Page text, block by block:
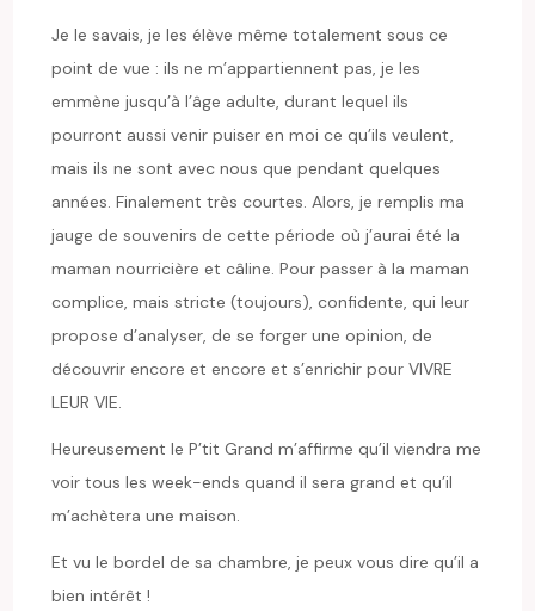
Je le savais, je les élève même totalement sous ce
point de vue : ils ne m’appartiennent pas, je les
emmène jusqu’à l’âge adulte, durant lequel ils
pourront aussi venir puiser en moi ce qu’ils veulent,
mais ils ne sont avec nous que pendant quelques
années. Finalement très courtes. Alors, je remplis ma
jauge de souvenirs de cette période où j’aurai été la
maman nourricière et câline. Pour passer à la maman
complice, mais stricte (toujours), confidente, qui leur
propose d’analyser, de se forger une opinion, de
découvrir encore et encore et s’enrichir pour VIVRE
LEUR VIE.
Heureusement le P’tit Grand m’affirme qu’il viendra me
voir tous les week-ends quand il sera grand et qu’il
m’achètera une maison.
Et vu le bordel de sa chambre, je peux vous dire qu’il a
bien intérêt !